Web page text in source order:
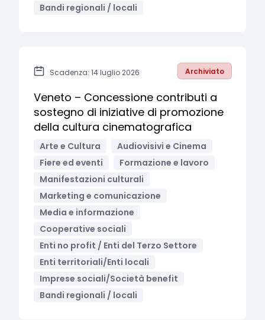
Bandi regionali / locali
Scadenza: 14 luglio 2026 Archiviato
Veneto – Concessione contributi a
sostegno di iniziative di promozione
della cultura cinematografica
Arte e Cultura
Audiovisivi e Cinema
Fiere ed eventi
Formazione e lavoro
Manifestazioni culturali
Marketing e comunicazione
Media e informazione
Cooperative sociali
Enti no profit / Enti del Terzo Settore
Enti territoriali/Enti locali
Imprese sociali/Società benefit
Bandi regionali / locali